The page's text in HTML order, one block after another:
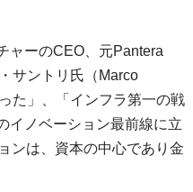
ャーのCEO、元Pantera
サントリ氏（Marco
た」、「インフラ第一の戦
イノベーション最前線に立
ンは、資本の中心であり金